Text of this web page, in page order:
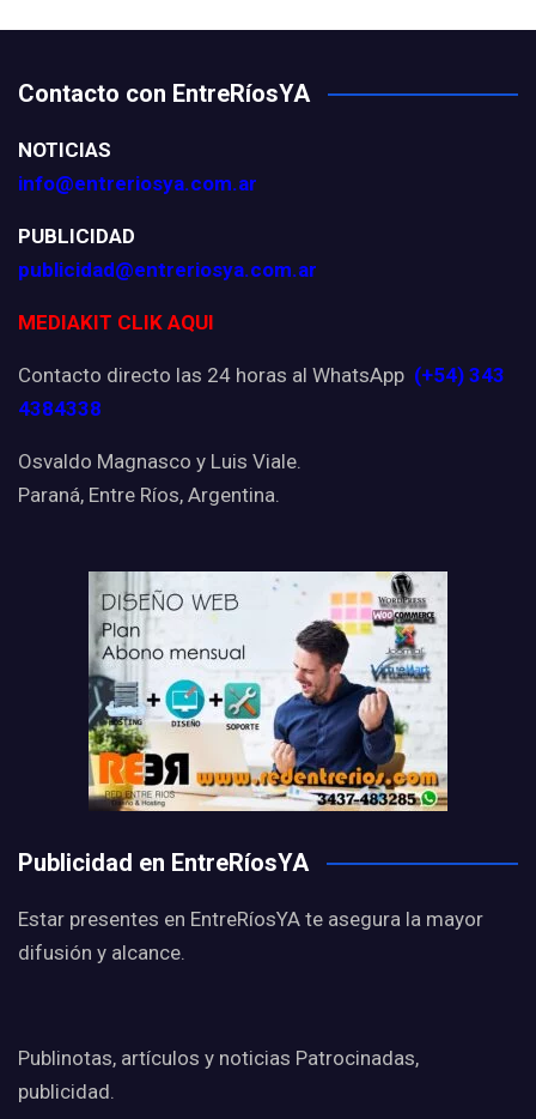
Contacto con EntreRíosYA
NOTICIAS
info@entreriosya.com.ar
PUBLICIDAD
publicidad@entreriosya.com.ar
MEDIAKIT CLIK AQUI
Contacto directo las 24 horas al WhatsApp (+54) 343
4384338
Osvaldo Magnasco y Luis Viale.
Paraná, Entre Ríos, Argentina.
Publicidad en EntreRíosYA
Estar presentes en EntreRíosYA te asegura la mayor
difusión y alcance.
Publinotas, artículos y noticias Patrocinadas,
publicidad.